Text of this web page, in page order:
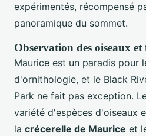
expérimentés, récompensé
panoramique du sommet.
Observation des oiseaux et
Maurice est un paradis pour
d'ornithologie, et le Black
Park ne fait pas exception.
variété d'espèces d'oiseaux
la crécerelle de Maurice et